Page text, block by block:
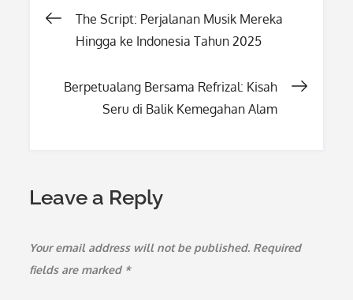
Post
The Script: Perjalanan Musik Mereka
Hingga ke Indonesia Tahun 2025
Berpetualang Bersama Refrizal: Kisah
Seru di Balik Kemegahan Alam
Leave a Reply
Your email address will not be published. Required
fields are marked *